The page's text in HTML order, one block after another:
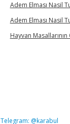
Adem Elması Nasil
Adem Elması Nasil
Hayvan
Telegram: @karabul